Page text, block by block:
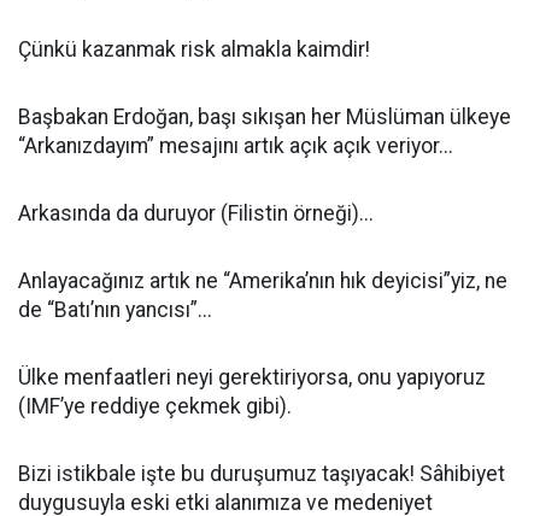
Çünkü kazanmak risk almakla kaimdir!
Başbakan Erdoğan, başı sıkışan her Müslüman ülkeye
“Arkanızdayım” mesajını artık açık açık veriyor...
Arkasında da duruyor (Filistin örneği)...
Anlayacağınız artık ne “Amerika’nın hık deyicisi”yiz, ne
de “Batı’nın yancısı”...
Ülke menfaatleri neyi gerektiriyorsa, onu yapıyoruz
(IMF’ye reddiye çekmek gibi).
Bizi istikbale işte bu duruşumuz taşıyacak! Sâhibiyet
duygusuyla eski etki alanımıza ve medeniyet